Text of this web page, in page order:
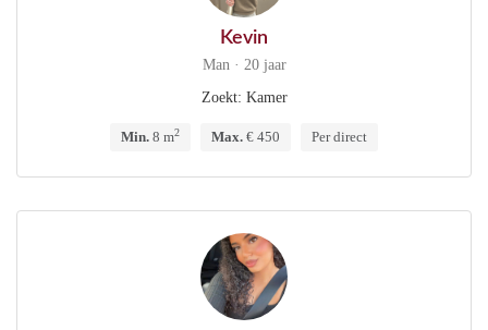
Kevin
Man · 20 jaar
Zoekt: Kamer
Min. 8 m2 Max. € 450 Per direct